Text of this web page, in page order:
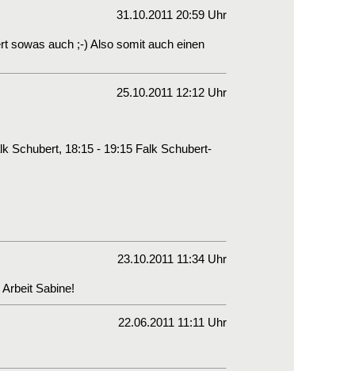
31.10.2011 20:59 Uhr
sowas auch ;-) Also somit auch einen
25.10.2011 12:12 Uhr
Schubert, 18:15 - 19:15 Falk Schubert-
23.10.2011 11:34 Uhr
Sabine!
22.06.2011 11:11 Uhr